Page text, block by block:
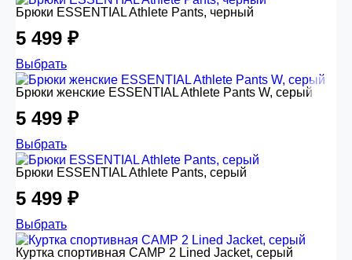
Брюки ESSENTIAL Athlete Pants, черный
5 499 ₽
Выбрать
Брюки женские ESSENTIAL Athlete Pants W, серый
5 499 ₽
Выбрать
Брюки ESSENTIAL Athlete Pants, серый
5 499 ₽
Выбрать
Куртка спортивная CAMP 2 Lined Jacket, серый